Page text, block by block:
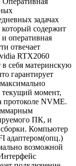
задачах
который содержит
оперативная
отвечает
RTX2060
себя материнскую
гарантирует
момент,
протоколе NVME.
ПК, и
сборки. Компьютер
адаптером(опц.)
возможной